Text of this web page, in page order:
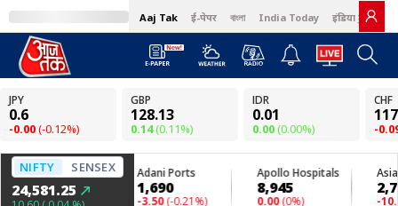
Aaj Tak ई-पेपर বাংলা India Today इंडिया टुडे हिंदी